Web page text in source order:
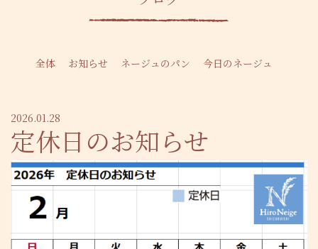
全体 お知らせ ネージュのパン 今日のネージュ
2026.01.28
定休日のお知らせ